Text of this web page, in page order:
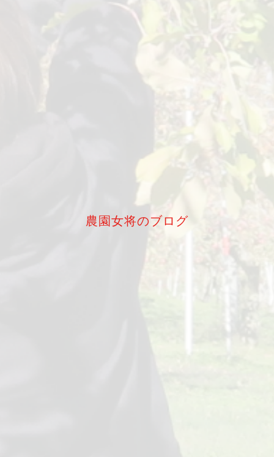
農園女将のブログ